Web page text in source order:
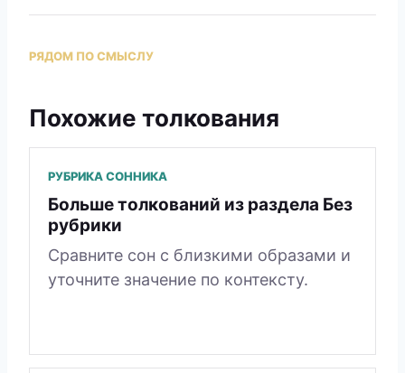
РЯДОМ ПО СМЫСЛУ
Похожие толкования
РУБРИКА СОННИКА
Больше толкований из раздела Без
рубрики
Сравните сон с близкими образами и
уточните значение по контексту.